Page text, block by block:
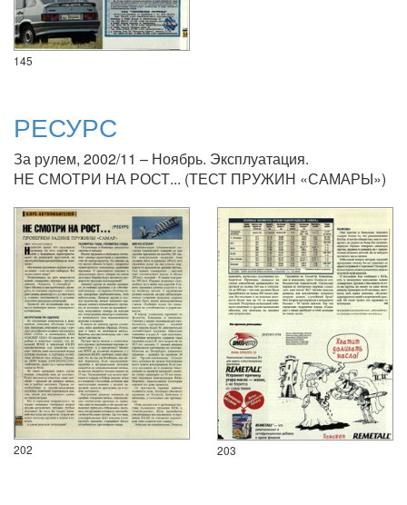
145
РЕСУРС
За рулем, 2002/11 – Ноябрь. Эксплуатация.
НЕ СМОТРИ НА РОСТ... (ТЕСТ ПРУЖИН «САМАРЫ»)
202 203